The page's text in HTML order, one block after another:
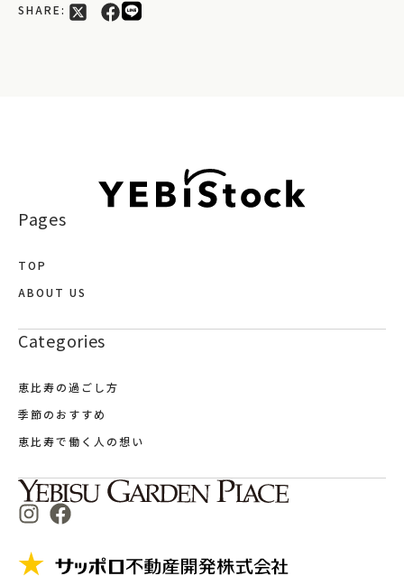
SHARE:
Pages
TOP
ABOUT US
Categories
恵比寿の過ごし方
季節のおすすめ
恵比寿で働く人の想い